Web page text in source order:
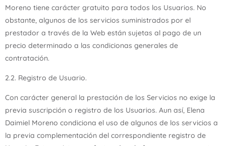
Moreno tiene carácter gratuito para todos los Usuarios. No
obstante, algunos de los servicios suministrados por el
prestador a través de la Web están sujetas al pago de un
precio determinado a las condicionas generales de
contratación.
2.2. Registro de Usuario.
Con carácter general la prestación de los Servicios no exige la
previa suscripción o registro de los Usuarios. Aun así, Elena
Daimiel Moreno condiciona el uso de algunos de los servicios a
la previa complementación del correspondiente registro de